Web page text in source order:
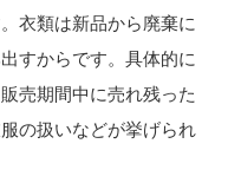
衣類は新品から廃棄に
すからです。具体的に
売期間中に売れ残った
の扱いなどが挙げられ